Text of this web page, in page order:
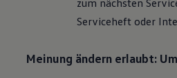
Lifestyle
Elektromobilität
Serviceheft oder
Meinung ändern erlaubt: